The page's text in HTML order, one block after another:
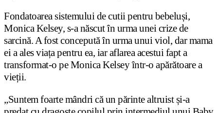
Fondatoarea sistemului de cutii pentru bebeluși,
Monica Kelsey, s-a născut în urma unei crize de
sarcină. A fost concepută în urma unui viol, dar mama
ei a ales viața pentru ea, iar aflarea acestui fapt a
transformat-o pe Monica Kelsey într-o apărătoare a
vieții.
„Suntem foarte mândri că un părinte altruist și-a